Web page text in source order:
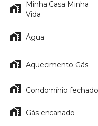
Minha Casa Minha
Vida
Água
Aquecimento Gás
Condomínio fechado
Gás encanado